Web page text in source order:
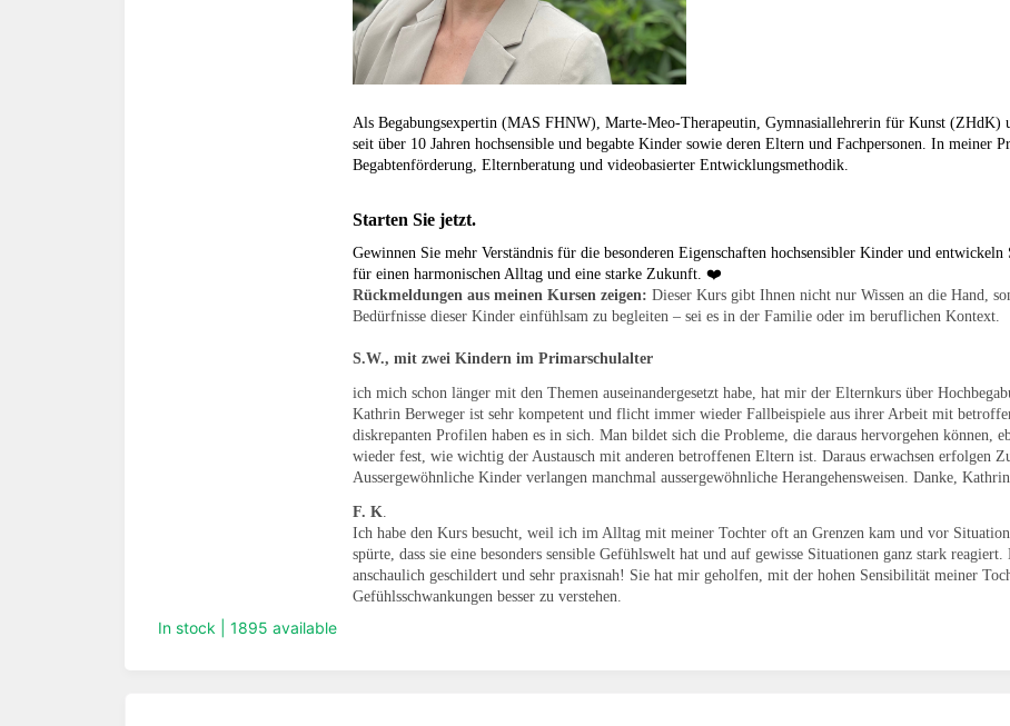
Als Begabungsexpertin (MAS FHNW), Marte-Meo-Therapeutin, Gymnasiallehrerin für Kunst (ZHdK)
seit über 10 Jahren hochsensible und begabte Kinder sowie deren Eltern und Fachpersonen. In meiner
Begabtenförderung, Elternberatung und videobasierter Entwicklungsmethodik.
Starten Sie jetzt.
Gewinnen Sie mehr Verständnis für die besonderen Eigenschaften hochsensibler Kinder und
für einen harmonischen Alltag und eine starke Zukunft. ❤️
Rückmeldungen aus meinen Kursen zeigen: Dieser Kurs gibt Ihnen nicht nur Wissen an die Hand,
Bedürfnisse dieser Kinder einfühlsam zu begleiten – sei es in der Familie oder im beruflichen Kontext.
S.W., mit zwei Kindern im Primarschulalter
ich mich schon länger mit den Themen auseinandergesetzt habe, hat mir der Elternkurs über
Kathrin Berweger ist sehr kompetent und flicht immer wieder Fallbeispiele aus ihrer Arbeit mit
diskrepanten Profilen haben es in sich. Man bildet sich die Probleme, die daraus hervorgehen können,
wieder fest, wie wichtig der Austausch mit anderen betroffenen Eltern ist. Daraus erwachsen erfolgen
Aussergewöhnliche Kinder verlangen manchmal aussergewöhnliche Herangehensweisen. Danke, Kathrin
F. K.
Ich habe den Kurs besucht, weil ich im Alltag mit meiner Tochter oft an Grenzen kam und vor
spürte, dass sie eine besonders sensible Gefühlswelt hat und auf gewisse Situationen ganz stark
anschaulich geschildert und sehr praxisnah! Sie hat mir geholfen, mit der hohen Sensibilität meiner
Gefühlsschwankungen besser zu verstehen.
In stock | 1895 available